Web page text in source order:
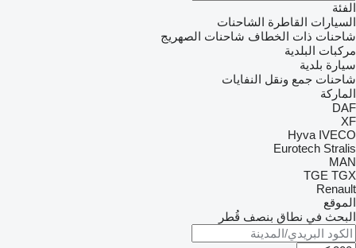
الفئة
السيارات القاطرة الشاحنات
شاحنات ذات الخطاف شاحنات الصهريج
مركبات البلدية
سيارة بلدية
شاحنات جمع ونقل النفايات
الماركة
DAF
XF
Hyva IVECO
Eurotech Stralis
MAN
TGE TGX
Renault
الموقع
البحث في نطاق بنصف قُطر